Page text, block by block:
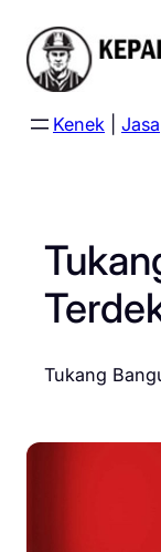
content
Kenek Jasa
Tukang